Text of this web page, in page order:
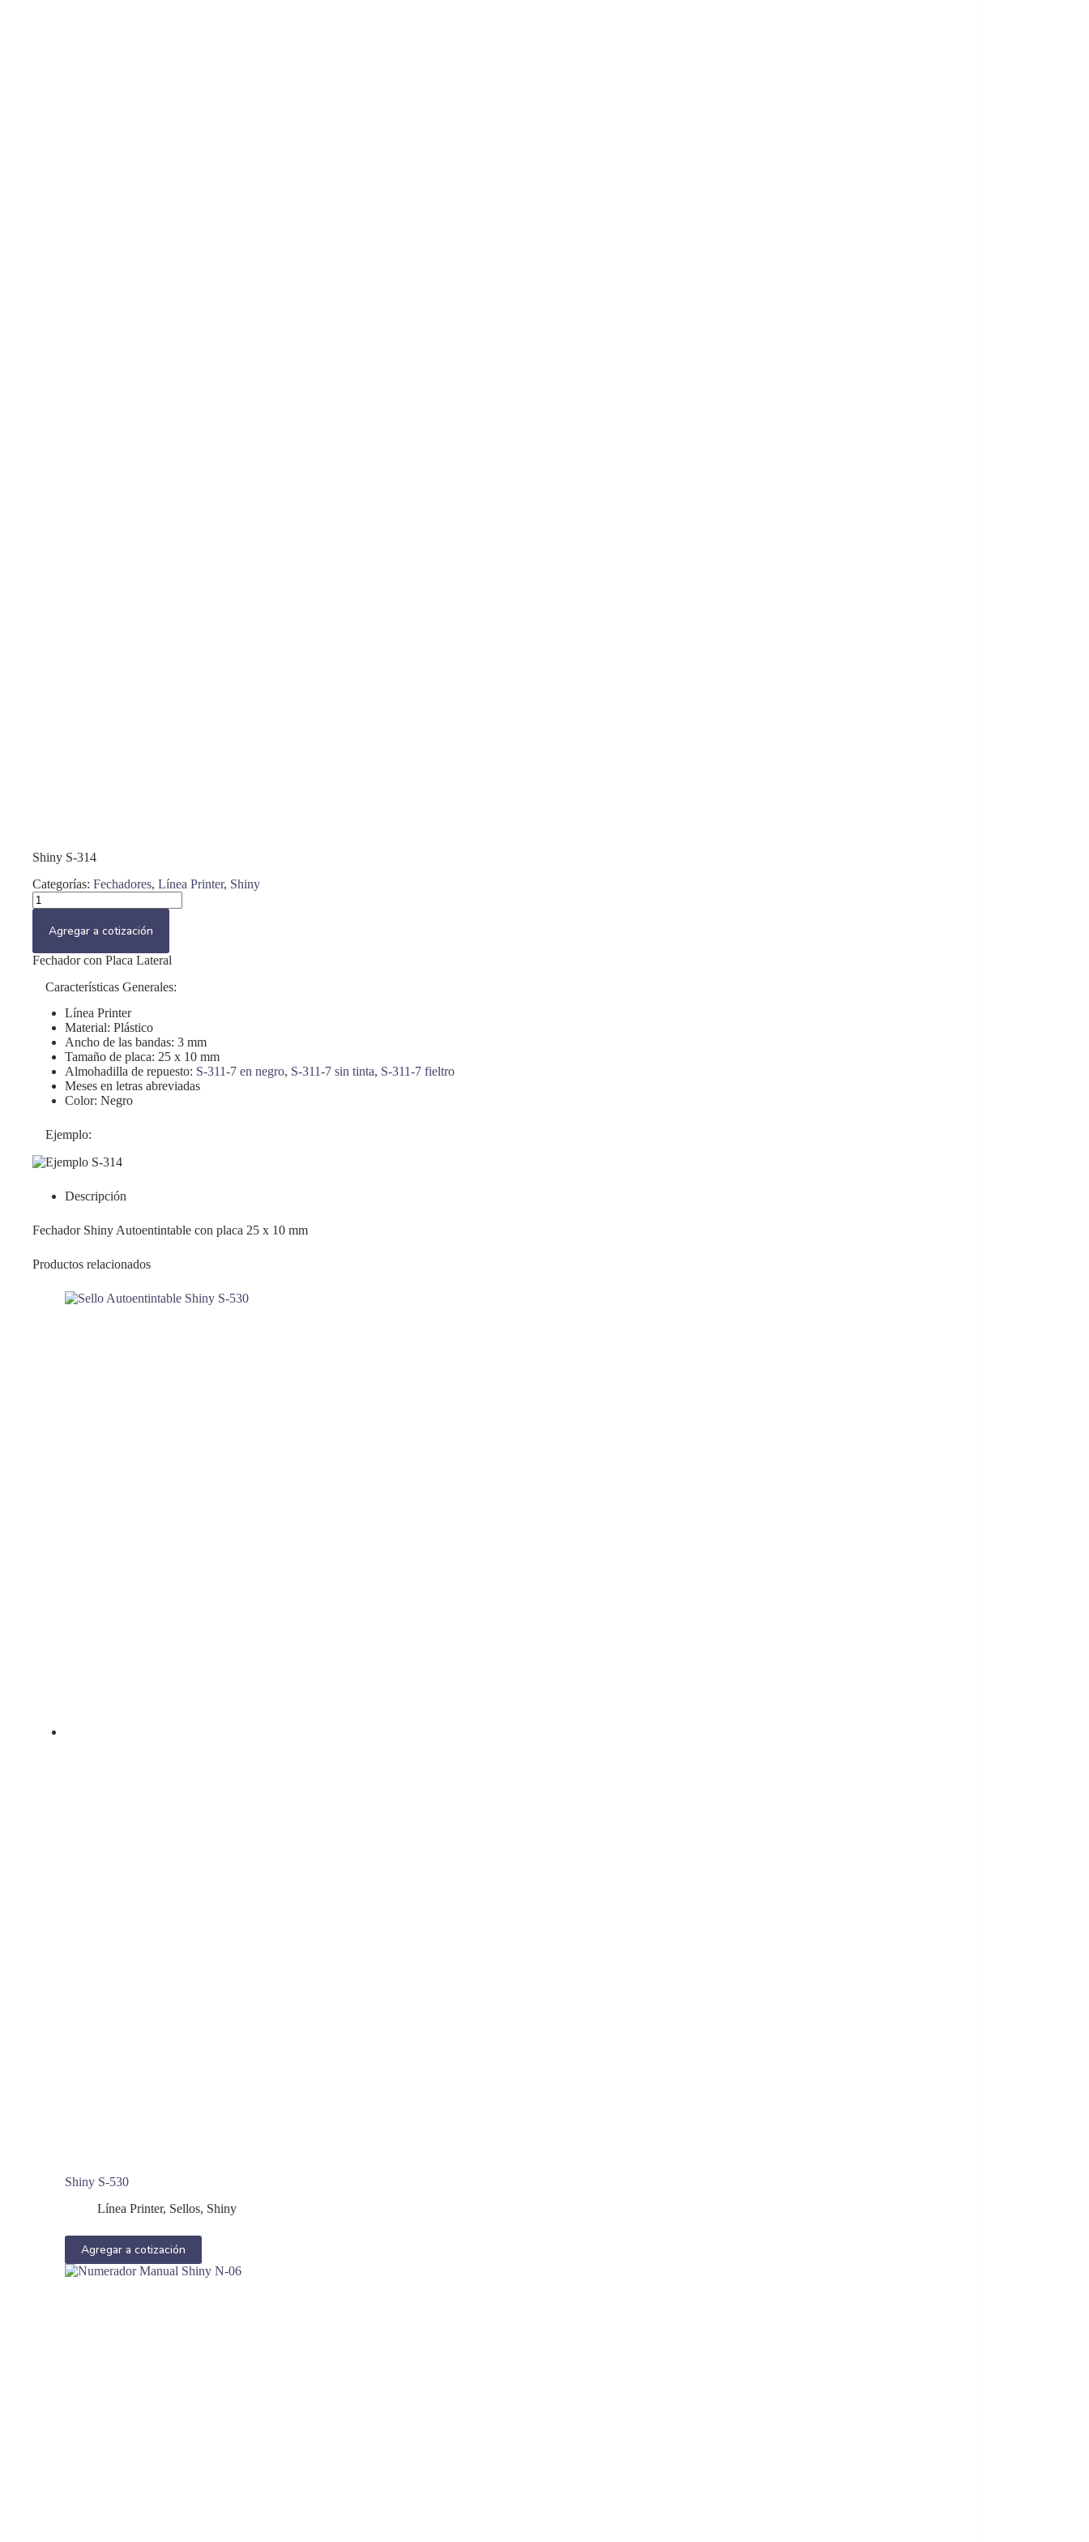
Shiny S-314
Categorías: Fechadores, Línea Printer, Shiny
Shiny
S-
cantidad
Agregar a cotización
Fechador con Placa Lateral
Características Generales:
Línea Printer
Material: Plástico
Ancho de las bandas: 3 mm
Tamaño de placa: 25 x 10 mm
Almohadilla de repuesto: S-311-7 en negro, S-311-7 sin tinta, S-311-7 fieltro
Meses en letras abreviadas
Color: Negro
Ejemplo:
Descripción
Fechador Shiny Autoentintable con placa 25 x 10 mm
Productos relacionados
Shiny S-530
Línea Printer, Sellos, Shiny
Agregar a cotización